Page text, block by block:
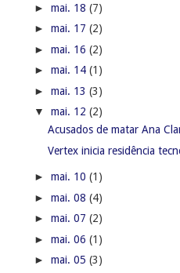
► mai. 18 (7)
► mai. 17 (2)
► mai. 16 (2)
► mai. 14 (1)
► mai. 13 (3)
▼ mai. 12 (2)
Acusados de matar Ana
Vertex inicia residência
► mai. 10 (1)
► mai. 08 (4)
► mai. 07 (2)
► mai. 06 (1)
► mai. 05 (3)